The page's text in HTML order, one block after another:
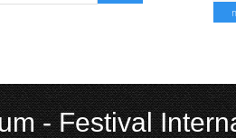
- Festival